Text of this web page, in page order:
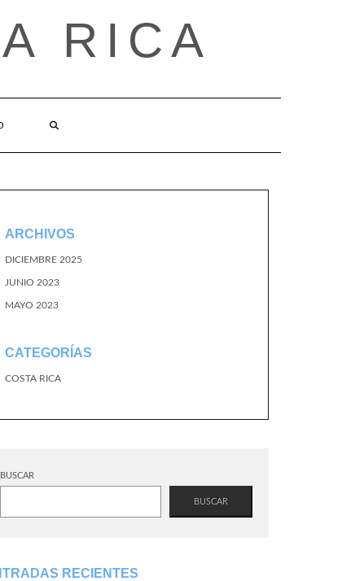
RICA
ARCHIVOS
DICIEMBRE 2025
JUNIO 2023
MAYO 2023
CATEGORÍAS
COSTA RICA
BUSCAR
BUSCAR
RECIENTES